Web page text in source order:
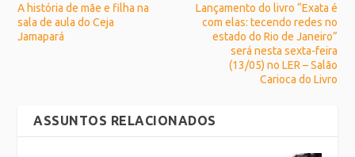
A história de mãe e filha na
sala de aula do Ceja
Jamapará
Lançamento do livro “Exata é
com elas: tecendo redes no
estado do Rio de Janeiro”
será nesta sexta-feira
(13/05) no LER – Salão
Carioca do Livro
ASSUNTOS RELACIONADOS